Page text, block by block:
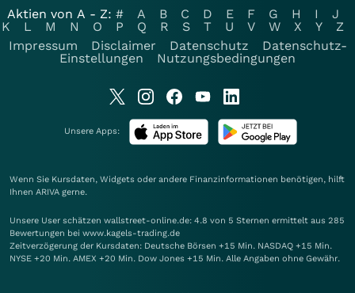
Aktien von A - Z: # A B C D E F G H I
J
K
L M N O P Q R S T U V W X Y
Z
Impressum
Disclaimer Datenschutz
Datenschutz-
Einstellungen
Nutzungsbedingungen
Unsere Apps:
Wenn Sie Kursdaten, Widgets oder andere Finanzinformationen benötigen, hilft
Ihnen ARIVA gerne.
Unsere User schätzen wallstreet-online.de: 4.8 von 5 Sternen ermittelt aus 285
Bewertungen bei www.kagels-trading.de
Zeitverzögerung der Kursdaten: Deutsche Börsen +15 Min. NASDAQ +15 Min.
NYSE +20 Min. AMEX +20 Min. Dow Jones +15 Min. Alle Angaben ohne Gewähr.